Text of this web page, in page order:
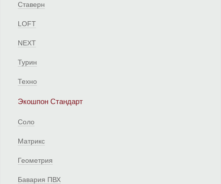
Ставерн
LOFT
NEXT
Турин
Техно
Экошпон Стандарт
Соло
Матрикс
Геометрия
Бавария ПВХ